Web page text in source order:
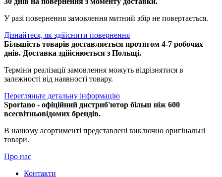
У разі повернення замовлення митний збір не повертається.
Дізнайтеся, як здійснити повернення
Більшість товарів доставляється протягом 4-7 робочих
днів. Доставка здійснюється з Польщі.
Терміни реалізації замовлення можуть відрізнятися в
залежності від наявності товару.
Перегляньте детальну інформацію
Sportano - офіційний дистриб'ютор більш ніж 600
всесвітньовідомих брендів.
В нашому асортименті представлені виключно оригінальні
товари.
Про нас
Контакти